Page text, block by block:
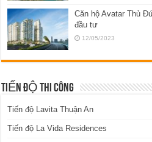
Căn hộ Avatar Thủ
đầu tư
12/05/2023
TIẾN ĐỘ THI CÔNG
Tiến độ Lavita Thuận An
Tiến độ La Vida Residences